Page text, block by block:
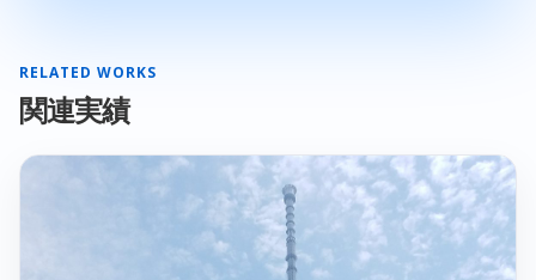
RELATED WORKS
関連実績